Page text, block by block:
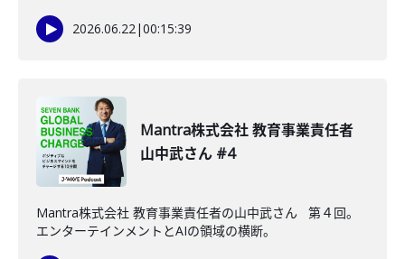
2026.06.22|00:15:39
Mantra株式会社 教育事業責任者
山中武さん #4
Mantra株式会社 教育事業責任者の山中武さん 第４回。
エンターテインメントとAIの領域の横断。